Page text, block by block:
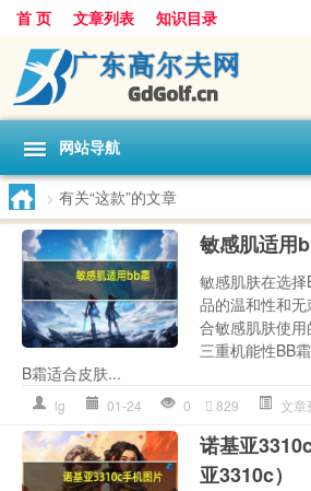
首 页 文章列表 知识目录
网站导航
> 有关“这款”的文章
敏感肌适用
敏感肌肤在选
品的温和性和
合敏感肌肤使
三重机能性BB
B霜适合皮肤...
lg 01-24 0 829 文章
诺基亚
亚3310c）